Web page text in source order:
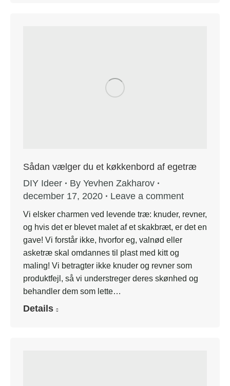
Sådan vælger du et køkkenbord af egetræ
DIY Ideer
By Yevhen Zakharov
december 17, 2020
Leave a comment
Vi elsker charmen ved levende træ: knuder, revner,
og hvis det er blevet malet af et skakbræt, er det en
gave! Vi forstår ikke, hvorfor eg, valnød eller
asketræ skal omdannes til plast med kitt og
maling! Vi betragter ikke knuder og revner som
produktfejl, så vi understreger deres skønhed og
behandler dem som lette…
Details